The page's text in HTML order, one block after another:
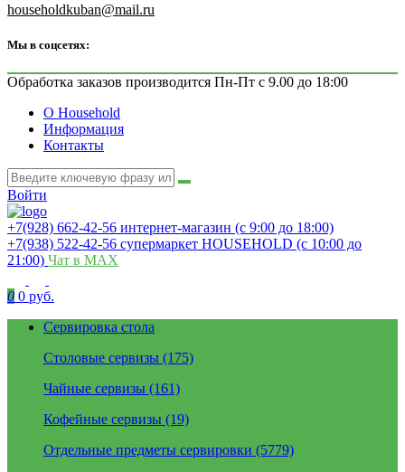
householdkuban@mail.ru
Мы в соцсетях:
Обработка заказов производится Пн-Пт с 9.00 до 18:00
О Household
Информация
Контакты
Войти
+7(928) 662-42-56 интернет-магазин (с 9:00 до 18:00)
+7(938) 522-42-56 супермаркет HOUSEHOLD (с 10:00 до
21:00) Чат в MAX
0 0 руб.
Сервировка стола
Столовые сервизы (175)
Чайные сервизы (161)
Кофейные сервизы (19)
Отдельные предметы сервировки (5779)